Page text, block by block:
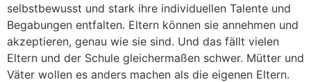
selbstbewusst und stark ihre individuellen Talente und
Begabungen entfalten. Eltern können sie annehmen und
akzeptieren, genau wie sie sind. Und das fällt vielen
Eltern und der Schule gleichermaßen schwer. Mütter und
Väter wollen es anders machen als die eigenen Eltern.